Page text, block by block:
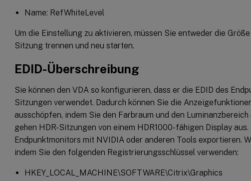
Name: RefWhiteLevel
Um die Einstellung zu aktivieren, müssen Sie entweder die
Sitzung trennen und neu starten.
EDID-Überschreibung
Sie können den VDA so konfigurieren, dass er die EDID des
Sitzungen verwendet. Dadurch können Sie die
ausschöpfen, indem Sie den Farbraum und den
gehen HDR-Sitzungen von einem HDR1000-fähigen Display aus.
Endpunktmonitors mit NVIDIA oder anderen Tools exportieren.
indem Sie den folgenden Registrierungsschlüssel verwenden:
HKEY_LOCAL_MACHINE\SOFTWARE\Citrix\Graphics